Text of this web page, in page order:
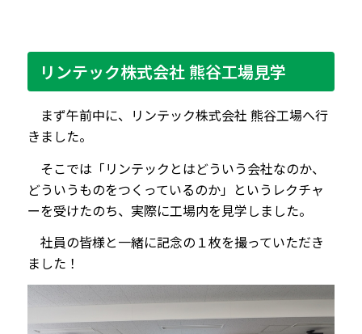
リンテック株式会社 熊谷工場見学
まず午前中に、リンテック株式会社 熊谷工場へ行
きました。
そこでは「リンテックとはどういう会社なのか、
どういうものをつくっているのか」というレクチャ
ーを受けたのち、実際に工場内を見学しました。
社員の皆様と一緒に記念の１枚を撮っていただき
ました！